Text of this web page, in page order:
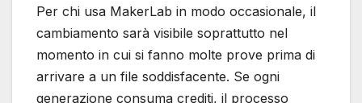
Per chi usa MakerLab in modo occasionale, il
cambiamento sarà visibile soprattutto nel
momento in cui si fanno molte prove prima di
arrivare a un file soddisfacente. Se ogni
generazione consuma crediti, il processo